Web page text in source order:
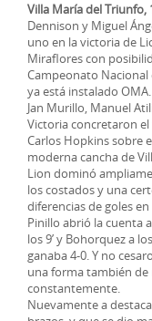
Villa María del Triunfo,
Dennison y Miguel
uno en la victoria de
Miraflores con
Campeonato Nacional
ya está instalado OMA.
Jan Murillo, Manuel
Victoria concretaron
Carlos Hopkins sobre
moderna cancha de
Lion dominó
los costados y una
diferencias de goles
Pinillo abrió la cuenta
los 9’ y Bohorquez a
ganaba 4-0. Y no
una forma también de
constantemente.
Nuevamente a